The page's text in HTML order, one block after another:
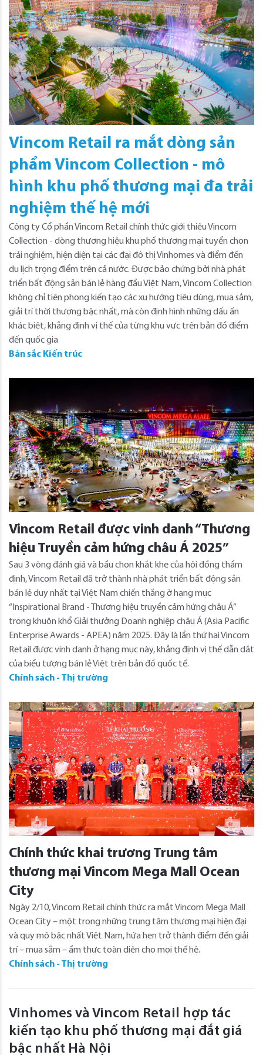
Vincom Retail ra mắt dòng sản
phẩm Vincom Collection - mô
hình khu phố thương mại đa trải
nghiệm thế hệ mới
Công ty Cổ phần Vincom Retail chính thức giới thiệu Vincom
Collection - dòng thương hiệu khu phố thương mại tuyển chọn
trải nghiệm, hiện diện tại các đại đô thị Vinhomes và điểm đến
du lịch trọng điểm trên cả nước. Được bảo chứng bởi nhà phát
triển bất động sản bán lẻ hàng đầu Việt Nam, Vincom Collection
không chỉ tiên phong kiến tạo các xu hướng tiêu dùng, mua sắm,
giải trí thời thượng bậc nhất, mà còn định hình những dấu ấn
khác biệt, khẳng định vị thế của từng khu vực trên bản đồ điểm
đến quốc gia
Bản sắc Kiến trúc
Vincom Retail được vinh danh “Thương
hiệu Truyền cảm hứng châu Á 2025”
Sau 3 vòng đánh giá và bầu chọn khắt khe của hội đồng thẩm
định, Vincom Retail đã trở thành nhà phát triển bất động sản
bán lẻ duy nhất tại Việt Nam chiến thắng ở hạng mục
“Inspirational Brand - Thương hiệu truyền cảm hứng châu Á”
trong khuôn khổ Giải thưởng Doanh nghiệp châu Á (Asia Pacific
Enterprise Awards - APEA) năm 2025. Đây là lần thứ hai Vincom
Retail được vinh danh ở hạng mục này, khẳng định vị thế dẫn dắt
của biểu tượng bán lẻ Việt trên bản đồ quốc tế.
Chính sách - Thị trường
Chính thức khai trương Trung tâm
thương mại Vincom Mega Mall Ocean
City
Ngày 2/10, Vincom Retail chính thức ra mắt Vincom Mega Mall
Ocean City – một trong những trung tâm thương mại hiện đại
và quy mô bậc nhất Việt Nam, hứa hẹn trở thành điểm đến giải
trí – mua sắm – ẩm thực toàn diện cho mọi thế hệ.
Chính sách - Thị trường
Vinhomes và Vincom Retail hợp tác
kiến tạo khu phố thương mại đắt giá
bậc nhất Hà Nội